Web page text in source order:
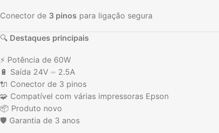
Conector de 3 pinos para ligação segura
🔍 Destaques principais
⚡ Potência de 60W
🔋 Saída 24V ⎓ 2.5A
🔌 Conector de 3 pinos
🧩 Compatível com várias impressoras Epson
📦 Produto novo
🛡️ Garantia de 3 anos